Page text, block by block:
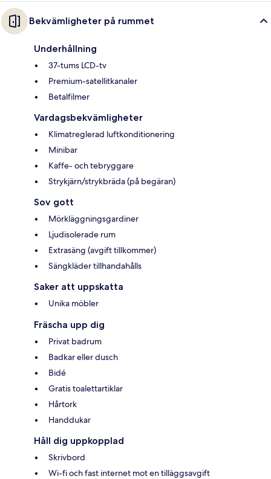
Bekvämligheter på rummet
Underhållning
37-tums LCD-tv
Premium-satellitkanaler
Betalfilmer
Vardagsbekvämligheter
Klimatreglerad luftkonditionering
Minibar
Kaffe- och tebryggare
Strykjärn/strykbräda (på begäran)
Sov gott
Mörkläggningsgardiner
Ljudisolerade rum
Extrasäng (avgift tillkommer)
Sängkläder tillhandahålls
Saker att uppskatta
Unika möbler
Fräscha upp dig
Privat badrum
Badkar eller dusch
Bidé
Gratis toalettartiklar
Hårtork
Handdukar
Håll dig uppkopplad
Skrivbord
Wi-fi och fast internet mot en tilläggsavgift